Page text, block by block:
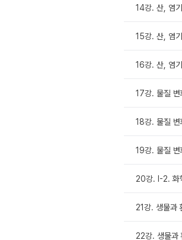
14강. 산, 염
15강. 산, 염
16강. 산, 염
17강. 물질
18강. 물질
19강. 물질
20강. Ⅰ-2. 화
21강. 생물과
22강. 생물